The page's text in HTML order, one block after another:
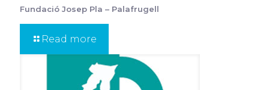
Fundació Josep Pla – Palafrugell
Read more